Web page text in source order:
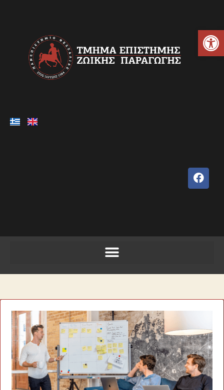
Ανοίξτε τη γραμμή εργαλείων